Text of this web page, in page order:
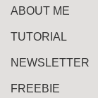
ABOUT ME
TUTORIAL
NEWSLETTER
FREEBIE